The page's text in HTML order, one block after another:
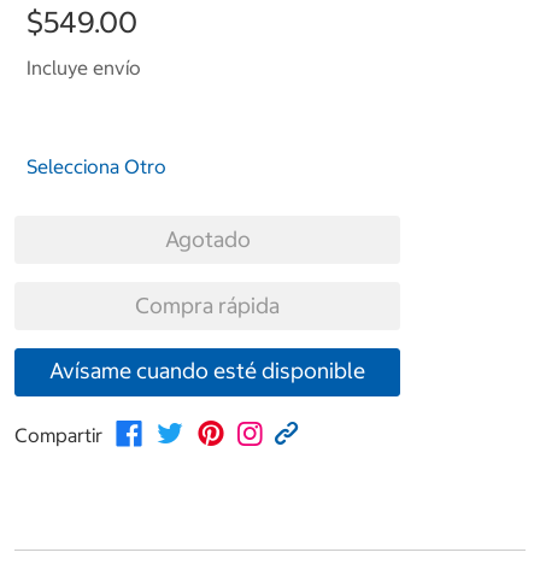
$549.00
Incluye envío
Selecciona Otro
Agotado
Compra rápida
Avísame cuando esté disponible
Compartir